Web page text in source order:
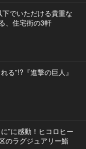
でいただける貴重な
、住宅街の3軒
る”!?『進撃の巨人』
”に感動！ヒコロヒー
のラグジュアリー鮨